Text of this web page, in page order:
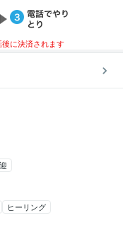
に決済されます
ヒーリング